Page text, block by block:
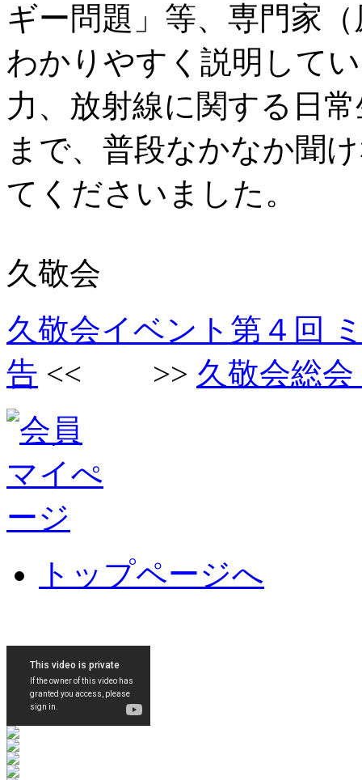
ギー問題」等、専門家
わかりやすく説明して
力、放射線に関する日
まで、普段なかなか聞
てくださいました。
久敬会
久敬会イベント第４回
告 << >> 久敬会総
トップページへ